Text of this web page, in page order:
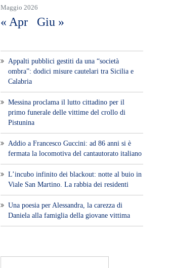
Maggio 2026
« Apr Giu »
Appalti pubblici gestiti da una “società
ombra”: dodici misure cautelari tra Sicilia e
Calabria
Messina proclama il lutto cittadino per il
primo funerale delle vittime del crollo di
Pistunina
Addio a Francesco Guccini: ad 86 anni si è
fermata la locomotiva del cantautorato italiano
L’incubo infinito dei blackout: notte al buio in
Viale San Martino. La rabbia dei residenti
Una poesia per Alessandra, la carezza di
Daniela alla famiglia della giovane vittima